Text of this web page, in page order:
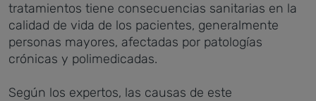
tratamientos tiene consecuencias sanitarias en la
calidad de vida de los pacientes, generalmente
personas mayores, afectadas por patologías
crónicas y polimedicadas.
Según los expertos, las causas de este